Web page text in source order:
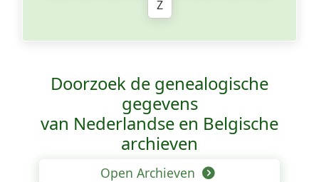
Z
Doorzoek de genealogische
gegevens
van Nederlandse en Belgische
archieven
Open Archieven